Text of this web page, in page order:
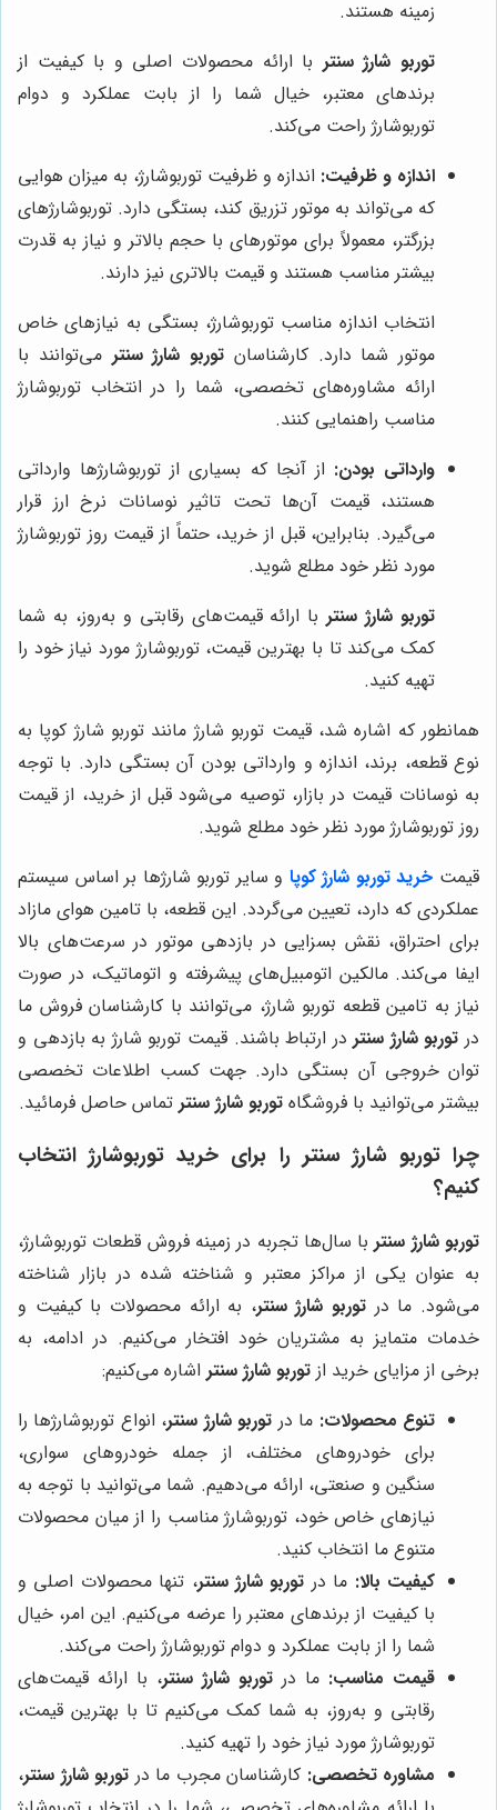
زمینه هستند.
توربو شارژ سنتر با ارائه محصولات اصلی و با کیفیت از
برندهای معتبر، خیال شما را از بابت عملکرد و دوام
توربوشارژ راحت می‌کند.
اندازه و ظرفیت: اندازه و ظرفیت توربوشارژ، به میزان هوایی
که می‌تواند به موتور تزریق کند، بستگی دارد. توربوشارژهای
بزرگتر، معمولاً برای موتورهای با حجم بالاتر و نیاز به قدرت
بیشتر مناسب هستند و قیمت بالاتری نیز دارند.
انتخاب اندازه مناسب توربوشارژ، بستگی به نیازهای خاص
موتور شما دارد. کارشناسان توربو شارژ سنتر می‌توانند با
ارائه مشاوره‌های تخصصی، شما را در انتخاب توربوشارژ
مناسب راهنمایی کنند.
وارداتی بودن: از آنجا که بسیاری از توربوشارژها وارداتی
هستند، قیمت آن‌ها تحت تاثیر نوسانات نرخ ارز قرار
می‌گیرد. بنابراین، قبل از خرید، حتماً از قیمت روز توربوشارژ
مورد نظر خود مطلع شوید.
توربو شارژ سنتربا ارائه قیمت‌های رقابتی و به‌روز، به شما
کمک می‌کند تا با بهترین قیمت، توربوشارژ مورد نیاز خود را
تهیه کنید.
همانطور که اشاره شد، قیمت توربو شارژ مانند توربو شارژ کوپا به
نوع قطعه، برند، اندازه و وارداتی بودن آن بستگی دارد. با توجه
به نوسانات قیمت در بازار، توصیه می‌شود قبل از خرید، از قیمت
روز توربوشارژ مورد نظر خود مطلع شوید.
قیمت خرید توربو شارژ کوپا و سایر توربو شارژها بر اساس سیستم
عملکردی که دارد، تعیین می‌گردد. این قطعه، با تامین هوای مازاد
برای احتراق، نقش بسزایی در بازدهی موتور در سرعت‌های بالا
ایفا می‌کند. مالکین اتومبیل‌های پیشرفته و اتوماتیک، در صورت
نیاز به تامین قطعه توربو شارژ، می‌توانند با کارشناسان فروش ما
در توربو شارژ سنتردر ارتباط باشند. قیمت توربو شارژ به بازدهی و
توان خروجی آن بستگی دارد. جهت کسب اطلاعات تخصصی
بیشتر می‌توانید با فروشگاه توربو شارژ سنتر تماس حاصل فرمائید.
چرا توربو شارژ سنتر را برای خرید توربوشارژ انتخاب
کنیم؟
توربو شارژ سنتر با سال‌ها تجربه در زمینه فروش قطعات توربوشارژ،
به عنوان یکی از مراکز معتبر و شناخته شده در بازار شناخته
می‌شود. ما در توربو شارژ سنتر، به ارائه محصولات با کیفیت و
خدمات متمایز به مشتریان خود افتخار می‌کنیم. در ادامه، به
برخی از مزایای خرید از توربو شارژ سنتر اشاره می‌کنیم:
تنوع محصولات: ما در توربو شارژ سنتر، انواع توربوشارژها را
برای خودروهای مختلف، از جمله خودروهای سواری،
سنگین و صنعتی، ارائه می‌دهیم. شما می‌توانید با توجه به
نیازهای خاص خود، توربوشارژ مناسب را از میان محصولات
متنوع ما انتخاب کنید.
کیفیت بالا: ما در توربو شارژ سنتر، تنها محصولات اصلی و
با کیفیت از برندهای معتبر را عرضه می‌کنیم. این امر، خیال
شما را از بابت عملکرد و دوام توربوشارژ راحت می‌کند.
قیمت مناسب: ما در توربو شارژ سنتر، با ارائه قیمت‌های
رقابتی و به‌روز، به شما کمک می‌کنیم تا با بهترین قیمت،
توربوشارژ مورد نیاز خود را تهیه کنید.
مشاوره تخصصی: کارشناسان مجرب ما در توربو شارژ سنتر،